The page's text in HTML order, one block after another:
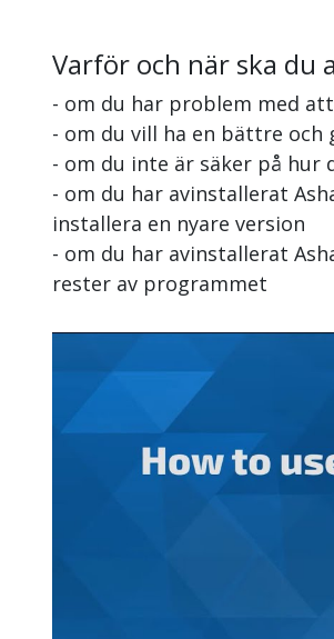
Varför och när ska du
- om du har problem med
- om du vill ha en bättre och
- om du inte är säker på hur
- om du har avinstallerat
installera en nyare version
- om du har avinstallerat
rester av programmet